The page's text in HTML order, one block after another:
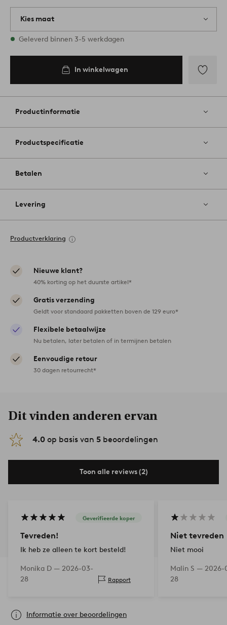
Kies maat
Alle maten zijn op voorraad
Geleverd binnen 3-5 werkdagen
In winkelwagen
aan
Productinformatie
Productspecificatie
Betalen
Levering
Productverklaring
Nieuwe klant?
40% korting op het duurste artikel*
Gratis verzending
Geldt voor standaard pakketten boven de 129 euro*
Flexibele betaalwijze
Nu betalen, later betalen of in termijnen betalen
Eenvoudige retour
30 dagen retourrecht*
Dit vinden anderen ervan
4.0 op basis van 5 beoordelingen
Toon alle reviews (2)
Geverifieerde koper
Tevreden!
Ik heb ze alleen te kort besteld!
Monika D — 2026-03-
28
Rapport
Niet tevreden
Niet mooi
Malin S — 2026-
28
Informatie over beoordelingen